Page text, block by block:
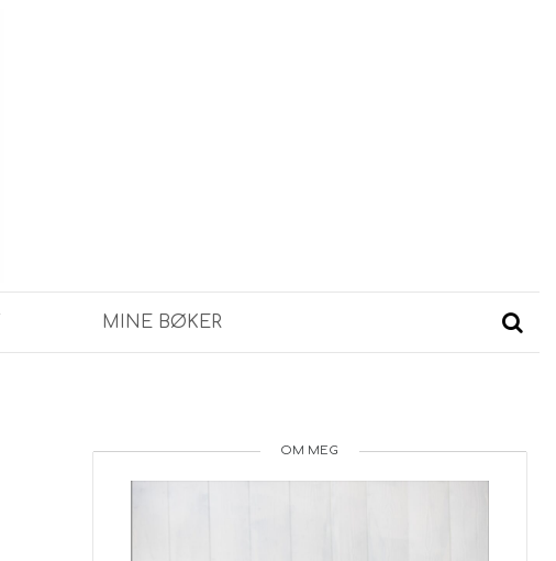
MINE BØKER
OM MEG